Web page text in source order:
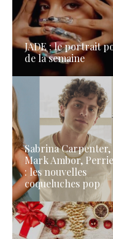
JADE : le portrait
de la semaine
Sabrina Carpenter,
Mark Ambor,
: les nouvelles
coqueluches pop